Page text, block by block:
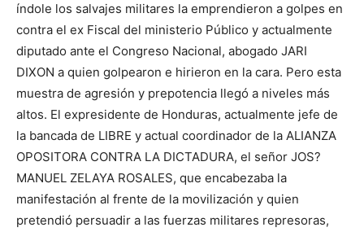
índole los salvajes militares la emprendieron a golpes en
contra el ex Fiscal del ministerio Público y actualmente
diputado ante el Congreso Nacional, abogado JARI
DIXON a quien golpearon e hirieron en la cara. Pero esta
muestra de agresión y prepotencia llegó a niveles más
altos. El expresidente de Honduras, actualmente jefe de
la bancada de LIBRE y actual coordinador de la ALIANZA
OPOSITORA CONTRA LA DICTADURA, el señor JOS?
MANUEL ZELAYA ROSALES, que encabezaba la
manifestación al frente de la movilización y quien
pretendió persuadir a las fuerzas militares represoras,